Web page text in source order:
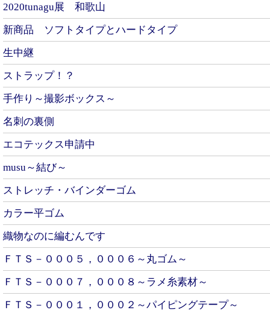
2020tunagu展 和歌山
新商品 ソフトタイプとハードタイプ
生中継
ストラップ！？
手作り～撮影ボックス～
名刺の裏側
エコテックス申請中
musu～結び～
ストレッチ・バインダーゴム
カラー平ゴム
織物なのに編むんです
ＦＴＳ－０００５，０００６～丸ゴム～
ＦＴＳ－０００７，０００８～ラメ糸素材～
ＦＴＳ－０００１，０００２～パイピングテープ～